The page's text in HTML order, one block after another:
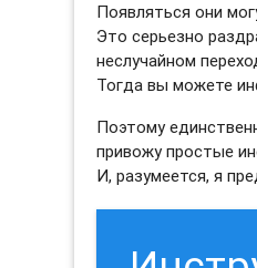
Появляться они
Это серьезно
неслучайном
Тогда вы можете
Поэтому
привожу простые
И, разумеется, я